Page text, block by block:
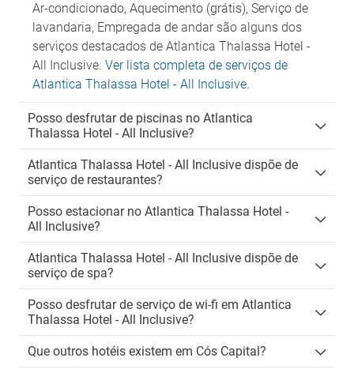
Ar-condicionado, Aquecimento (grátis), Serviço de
lavandaria, Empregada de andar são alguns dos
serviços destacados de Atlantica Thalassa Hotel -
All Inclusive. Ver lista completa de serviços de
Atlantica Thalassa Hotel - All Inclusive.
Posso desfrutar de piscinas no Atlantica
Thalassa Hotel - All Inclusive?
Atlantica Thalassa Hotel - All Inclusive dispõe de
serviço de restaurantes?
Posso estacionar no Atlantica Thalassa Hotel -
All Inclusive?
Atlantica Thalassa Hotel - All Inclusive dispõe de
serviço de spa?
Posso desfrutar de serviço de wi-fi em Atlantica
Thalassa Hotel - All Inclusive?
Que outros hotéis existem em Cós Capital?